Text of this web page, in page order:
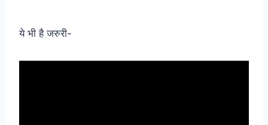
ये भी है जरुरी-